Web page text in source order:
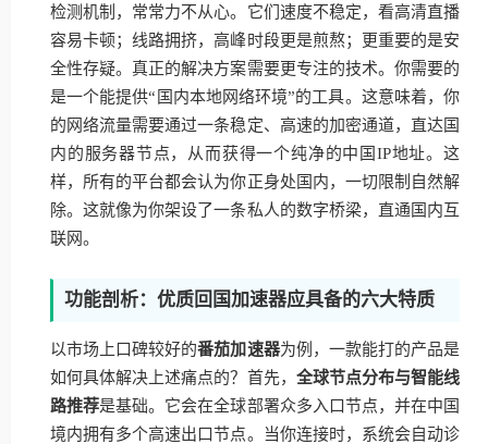
检测机制，常常力不从心。它们速度不稳定，看高清直播
容易卡顿；线路拥挤，高峰时段更是煎熬；更重要的是安
全性存疑。真正的解决方案需要更专注的技术。你需要的
是一个能提供“国内本地网络环境”的工具。这意味着，你
的网络流量需要通过一条稳定、高速的加密通道，直达国
内的服务器节点，从而获得一个纯净的中国IP地址。这
样，所有的平台都会认为你正身处国内，一切限制自然解
除。这就像为你架设了一条私人的数字桥梁，直通国内互
联网。
功能剖析：优质回国加速器应具备的六大特质
以市场上口碑较好的番茄加速器为例，一款能打的产品是
如何具体解决上述痛点的？首先， 全球节点分布与智能线
路推荐是基础。它会在全球部署众多入口节点，并在中国
境内拥有多个高速出口节点。当你连接时，系统会自动诊